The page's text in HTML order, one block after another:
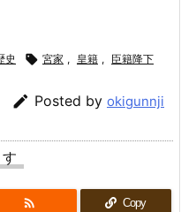
史  宮家 , 皇籍 , 臣籍降下
 Posted by okigunnji
 Copy